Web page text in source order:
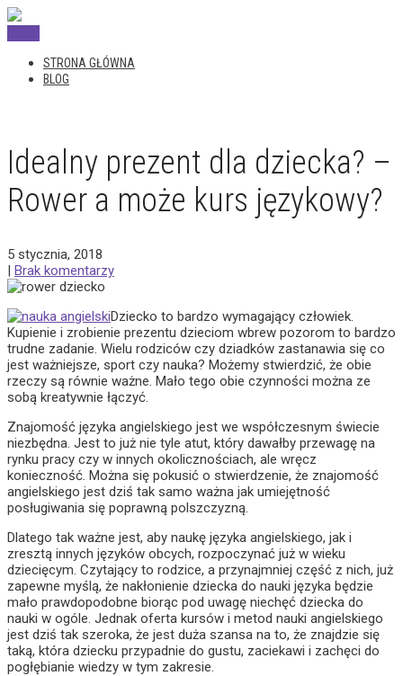
STRONA GŁÓWNA
BLOG
Idealny prezent dla dziecka? –
Rower a może kurs językowy?
5 stycznia, 2018
| Brak komentarzy
Dziecko to bardzo wymagający człowiek.
Kupienie i zrobienie prezentu dzieciom wbrew pozorom to bardzo
trudne zadanie. Wielu rodziców czy dziadków zastanawia się co
jest ważniejsze, sport czy nauka? Możemy stwierdzić, że obie
rzeczy są równie ważne. Mało tego obie czynności można ze
sobą kreatywnie łączyć.
Znajomość języka angielskiego jest we współczesnym świecie
niezbędna. Jest to już nie tyle atut, który dawałby przewagę na
rynku pracy czy w innych okolicznościach, ale wręcz
konieczność. Można się pokusić o stwierdzenie, że znajomość
angielskiego jest dziś tak samo ważna jak umiejętność
posługiwania się poprawną polszczyzną.
Dlatego tak ważne jest, aby naukę języka angielskiego, jak i
zresztą innych języków obcych, rozpoczynać już w wieku
dziecięcym. Czytający to rodzice, a przynajmniej część z nich, już
zapewne myślą, że nakłonienie dziecka do nauki języka będzie
mało prawdopodobne biorąc pod uwagę niechęć dziecka do
nauki w ogóle. Jednak oferta kursów i metod nauki angielskiego
jest dziś tak szeroka, że jest duża szansa na to, że znajdzie się
taką, która dziecku przypadnie do gustu, zaciekawi i zachęci do
pogłębianie wiedzy w tym zakresie.